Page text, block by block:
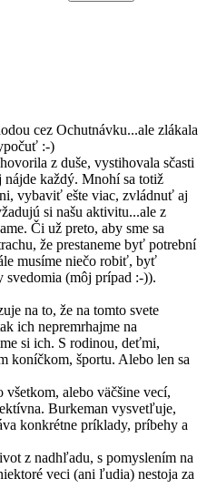
cez Ochutnávku...ale zlákala
:-)
z duše, vystihovala sčasti
nájde každý. Mnohí sa totiž
vybaviť ešte viac, zvládnuť aj
si našu aktivitu...ale z
Či už preto, aby sme sa
že prestaneme byť potrební
musíme niečo robiť, byť
(môj prípad :-)).
na to, že na tomto svete
ich nepremrhajme na
si ich. S rodinou, deťmi,
koníčkom, športu. Alebo len sa
alebo väčšine vecí,
Burkeman vysvetľuje,
konkrétne príklady, príbehy a
z nadhľadu, s pomyslením na
veci (ani ľudia) nestoja za